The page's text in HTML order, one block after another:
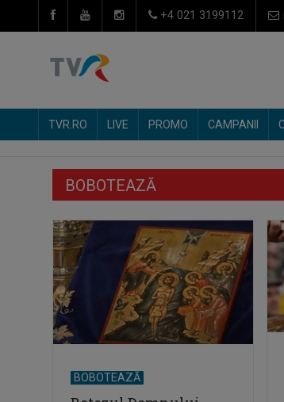
+4 021 3199112
TVR.RO LIVE PROMO CAMPANII
BOBOTEAZĂ
BOBOTEAZĂ